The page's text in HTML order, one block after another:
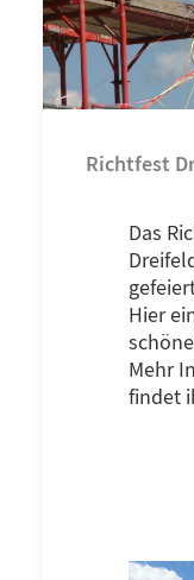
Richtfest
Das
Hier
Mehr
findet